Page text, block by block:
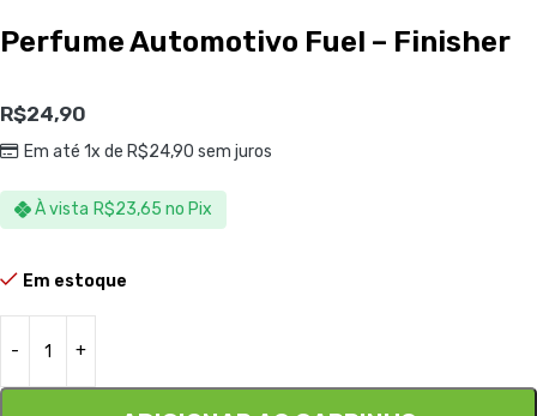
Perfume Automotivo Fuel – Finisher
R$24,90
Em até 1x de R$24,90 sem juros
À vista R$23,65 no Pix
Em estoque